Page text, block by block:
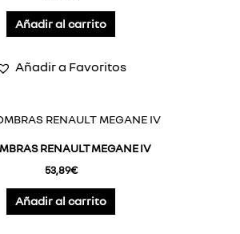
Añadir al carrito
Añadir a Favoritos
RENAULT MEGANE IV
53,89€
Añadir al carrito